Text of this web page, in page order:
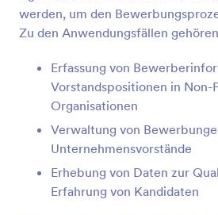
werden, um den
Zu den Anwendungsfällen
Erfassung von
Vorstandspositionen in
Organisationen
Verwaltung von
Unternehmensvorstände
Erhebung von Daten zur
Erfahrung von Kandidaten